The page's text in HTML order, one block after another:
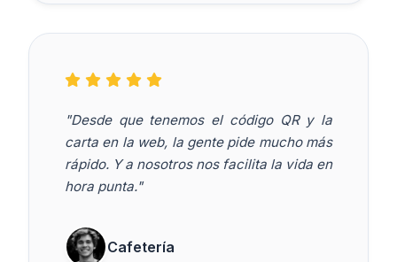
"Desde que tenemos el código QR y la
carta en la web, la gente pide mucho más
rápido. Y a nosotros nos facilita la vida en
hora punta."
Cafetería